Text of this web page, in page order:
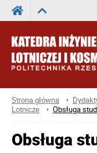
Strona główna
Lotnicze
Obsługa
Obsługa